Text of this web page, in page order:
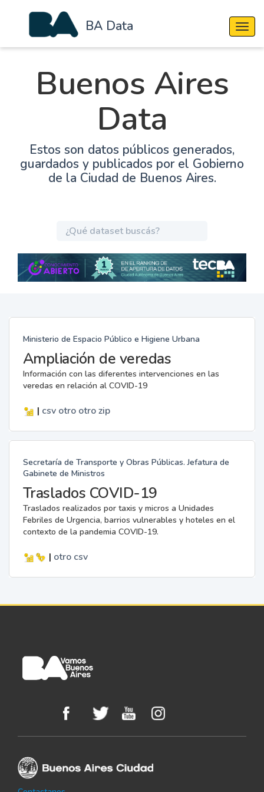
BA Data
Buenos Aires
Data
Estos son datos públicos generados,
guardados y publicados por el Gobierno
de la Ciudad de Buenos Aires.
Ministerio de Espacio Público e Higiene Urbana
Ampliación de veredas
Información con las diferentes intervenciones en las
veredas en relación al COVID-19
| csv otro otro zip
Secretaría de Transporte y Obras Públicas. Jefatura de
Gabinete de Ministros
Traslados COVID-19
Traslados realizados por taxis y micros a Unidades
Febriles de Urgencia, barrios vulnerables y hoteles en el
contexto de la pandemia COVID-19.
| otro csv